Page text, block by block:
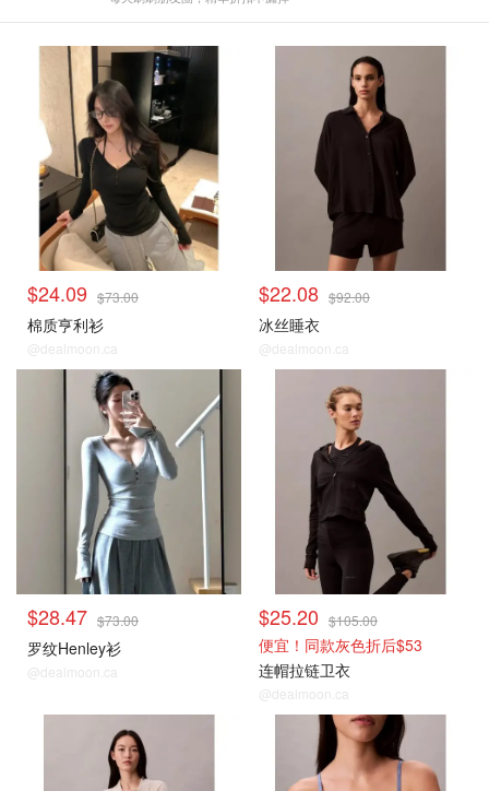
$24.09 $73.00
棉质亨利衫
@dealmoon.ca
$22.08 $92.00
冰丝睡衣
@dealmoon.ca
$28.47 $73.00
罗纹Henley衫
@dealmoon.ca
$25.20 $105.00
便宜！同款灰色折后$53
连帽拉链卫衣
@dealmoon.ca